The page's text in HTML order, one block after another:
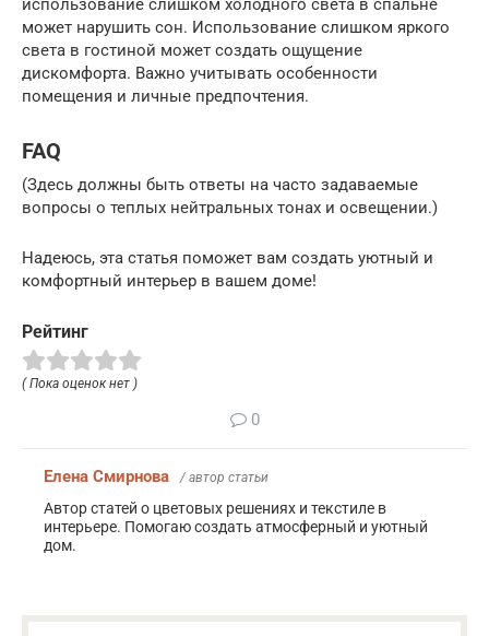
использование слишком холодного света в спальне
может нарушить сон. Использование слишком яркого
света в гостиной может создать ощущение
дискомфорта. Важно учитывать особенности
помещения и личные предпочтения.
FAQ
(Здесь должны быть ответы на часто задаваемые
вопросы о теплых нейтральных тонах и освещении.)
Надеюсь, эта статья поможет вам создать уютный и
комфортный интерьер в вашем доме!
Рейтинг
( Пока оценок нет )
0
Елена Смирнова / автор статьи
Автор статей о цветовых решениях и текстиле в
интерьере. Помогаю создать атмосферный и уютный
дом.